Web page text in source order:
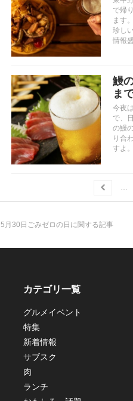
で帰
ます
珍し
情報
鰻
ま
今夜
で、
の鰻
り合
すよ
5月30日ごみゼロの日に関する記事
カテゴリ一覧
グルメイベント
特集
新着情報
サブスク
肉
ランチ